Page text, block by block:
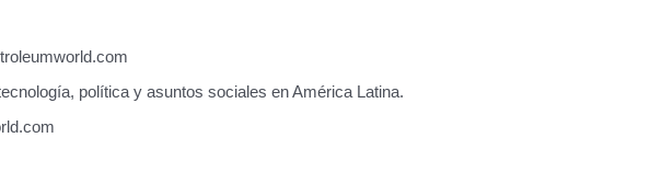
política y asuntos sociales en América Latina.